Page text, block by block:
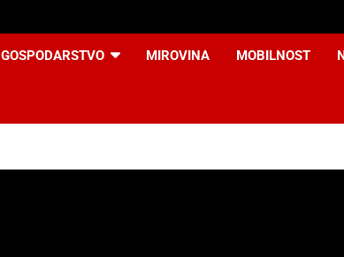
GOSPODARSTVO MIROVINA MOBILNOST